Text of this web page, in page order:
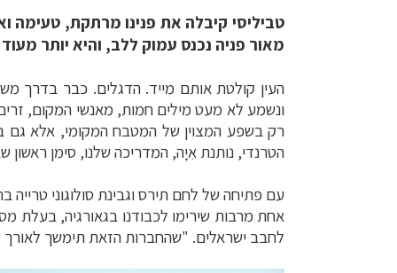
טביליסי קיבלה את פנינו מרתקת, טעימה
מאור פניה נכנס עמוק ללב, והיא יותר
העין קולטת אותם מייד. הדגלים. כבר בדרך
ונשמע לא מעט מילים חמות, מאנשי המקום,
רק בשפע המצוין של המטבח המקומי, אלא
הטרנדי, נותנת אִיָה, המדריכה שלנו, סימן ראשון
עם פתיחה של לחם תירס וגבינת סולוגוני
אחת מרבות שירימו לכבודנו בגאורגיה, בעלת
לחבב ישראלים. "שהחברות הזאת תימשך